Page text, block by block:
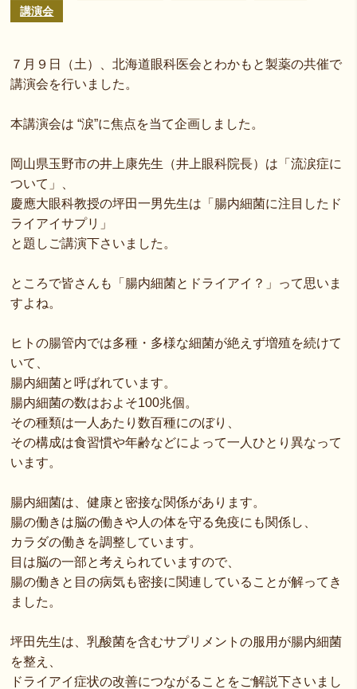
講演会
７月９日（土）、北海道眼科医会とわかもと製薬の共催で
講演会を行いました。
本講演会は “涙”に焦点を当て企画しました。
岡山県玉野市の井上康先生（井上眼科院長）は「流涙症に
ついて」、
慶應大眼科教授の坪田一男先生は「腸内細菌に注目したド
ライアイサプリ」
と題しご講演下さいました。
ところで皆さんも「腸内細菌とドライアイ？」って思いま
すよね。
ヒトの腸管内では多種・多様な細菌が絶えず増殖を続けて
いて、
腸内細菌と呼ばれています。
腸内細菌の数はおよそ100兆個。
その種類は一人あたり数百種にのぼり、
その構成は食習慣や年齢などによって一人ひとり異なって
います。
腸内細菌は、健康と密接な関係があります。
腸の働きは脳の働きや人の体を守る免疫にも関係し、
カラダの働きを調整しています。
目は脳の一部と考えられていますので、
腸の働きと目の病気も密接に関連していることが解ってき
ました。
坪田先生は、乳酸菌を含むサプリメントの服用が腸内細菌
を整え、
ドライアイ症状の改善につながることをご解説下さいまし